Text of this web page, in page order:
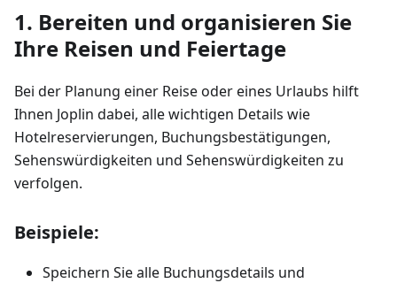
1. Bereiten und organisieren Sie
Ihre Reisen und Feiertage
Bei der Planung einer Reise oder eines Urlaubs hilft
Ihnen Joplin dabei, alle wichtigen Details wie
Hotelreservierungen, Buchungsbestätigungen,
Sehenswürdigkeiten und Sehenswürdigkeiten zu
verfolgen.
Beispiele:
Speichern Sie alle Buchungsdetails und